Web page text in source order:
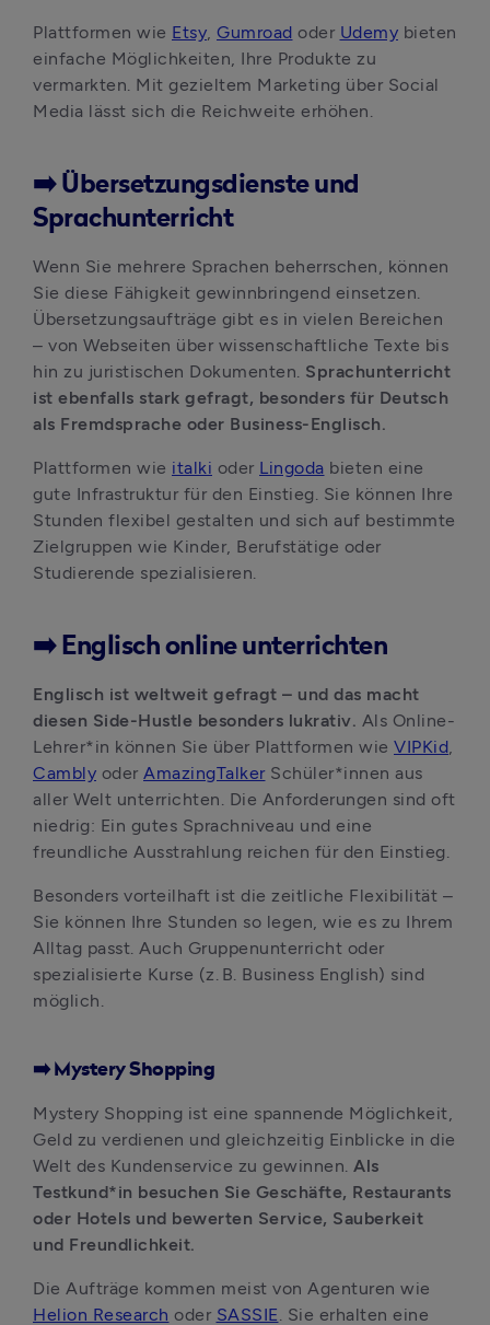
Plattformen wie Etsy, Gumroad oder Udemy bieten
einfache Möglichkeiten, Ihre Produkte zu
vermarkten. Mit gezieltem Marketing über Social
Media lässt sich die Reichweite erhöhen.
➡️ Übersetzungsdienste und
Sprachunterricht
Wenn Sie mehrere Sprachen beherrschen, können
Sie diese Fähigkeit gewinnbringend einsetzen.
Übersetzungsaufträge gibt es in vielen Bereichen
– von Webseiten über wissenschaftliche Texte bis
hin zu juristischen Dokumenten. Sprachunterricht
ist ebenfalls stark gefragt, besonders für Deutsch
als Fremdsprache oder Business-Englisch.
Plattformen wie italki oder Lingoda bieten eine
gute Infrastruktur für den Einstieg. Sie können Ihre
Stunden flexibel gestalten und sich auf bestimmte
Zielgruppen wie Kinder, Berufstätige oder
Studierende spezialisieren.
➡️ Englisch online unterrichten
Englisch ist weltweit gefragt – und das macht
diesen Side-Hustle besonders lukrativ. Als Online-
Lehrer*in können Sie über Plattformen wie VIPKid
Cambly oder AmazingTalker Schüler*innen aus
aller Welt unterrichten. Die Anforderungen sind oft
niedrig: Ein gutes Sprachniveau und eine
freundliche Ausstrahlung reichen für den Einstieg.
Besonders vorteilhaft ist die zeitliche Flexibilität –
Sie können Ihre Stunden so legen, wie es zu Ihrem
Alltag passt. Auch Gruppenunterricht oder
spezialisierte Kurse (z. B. Business English) sind
möglich.
➡️ Mystery Shopping
Mystery Shopping ist eine spannende Möglichkeit,
Geld zu verdienen und gleichzeitig Einblicke in die
Welt des Kundenservice zu gewinnen. Als
Testkund*in besuchen Sie Geschäfte, Restaurants
oder Hotels und bewerten Service, Sauberkeit
und Freundlichkeit.
Helion Research oder SASSIE. Sie erhalten eine